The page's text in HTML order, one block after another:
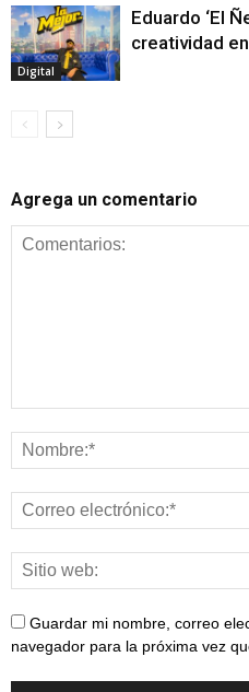
Digital
Eduardo ‘El
creatividad
Agrega un comentario
Guardar mi nombre, correo
navegador para la próxima vez